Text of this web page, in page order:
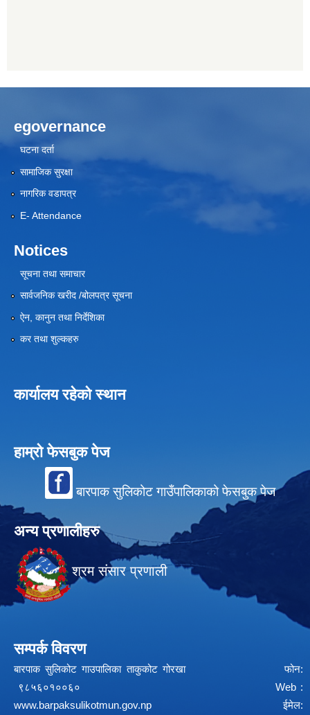
egovernance
घटना दर्ता
सामाजिक सुरक्षा
नागरिक वडापत्र
E- Attendance
Notices
सूचना तथा समाचार
सार्वजनिक खरीद /बोलपत्र सूचना
ऐन, कानुन तथा निर्देशिका
कर तथा शुल्कहरु
कार्यालय रहेको स्थान
हाम्रो फेसबुक पेज
बारपाक सुलिकोट गाउँपालिकाको फेसबुक पेज
अन्य प्रणालीहरु
श्रम संसार प्रणाली
सम्पर्क विवरण
बारपाक सुलिकोट गाउपालिका ताकुकोट गोरखा फोन:
९८५६०१००६० Web :
www.barpaksulikotmun.gov.np
ईमेल: